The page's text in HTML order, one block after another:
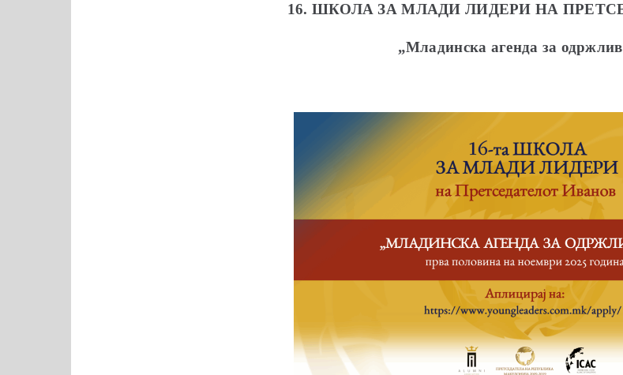
16. ШКОЛА ЗА МЛАДИ ЛИДЕРИ НА
„Младинска агенда за одржлив